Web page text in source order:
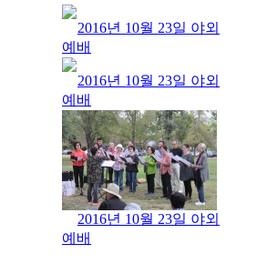
2016년 10월 23일 야외
예배
2016년 10월 23일 야외
예배
2016년 10월 23일 야외
예배